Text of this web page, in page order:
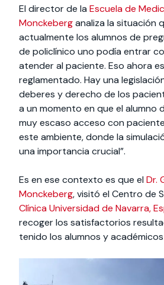
El director de la Escuela de
Monckeberganaliza la situación
actualmente los alumnos de
de policlínico uno podía entrar
atender al paciente. Eso ahora
reglamentado. Hay una
deberes y derecho de los
a un momento en que el alumno
muy escaso acceso con
este ambiente, donde la
una importancia crucial”.
Es en ese contexto es que el Dr.
Monckeberg, visitó el Centro de
Clínica Universidad de Navarra,
recoger los satisfactorios
tenido los alumnos y académicos